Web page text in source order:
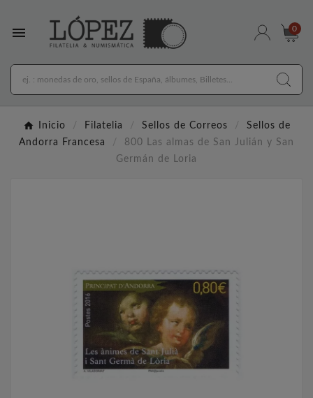
 0
Inicio Filatelia Sellos de Correos
Sellos de
Andorra Francesa
800 Las almas de San Julián y San
Germán de Loria